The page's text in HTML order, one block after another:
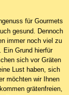
für Gourmets
gesund. Dennoch
immer noch viel zu
Ein Grund hierfür
sich vor Gräten
Lust haben, sich
möchten wir Ihnen
grätenfreien,